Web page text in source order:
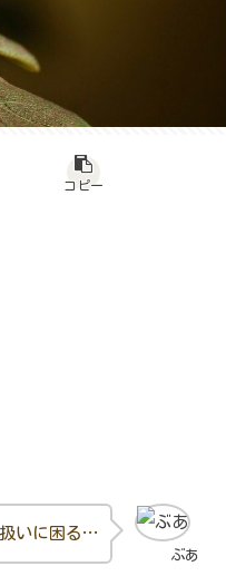
コピー
ぶあ
いに困る…